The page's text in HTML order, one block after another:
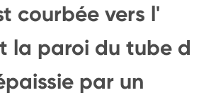
courbée vers l'
la paroi du tube d
par un